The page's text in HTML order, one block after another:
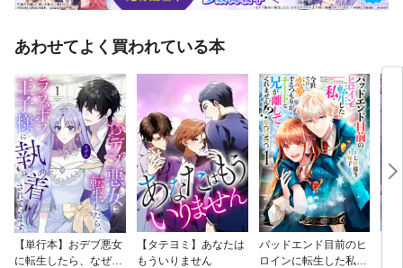
あわせてよく買われている本
【単行本】おデブ悪女
に転生したら、なぜか
【タテヨミ】あなたは
もういりません
バッドエンド目前のヒ
ロインに転生した私、